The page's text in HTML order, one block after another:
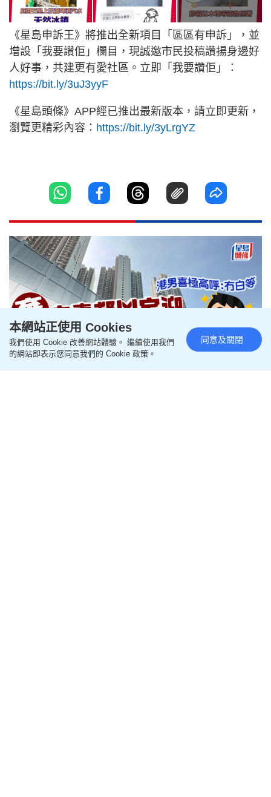
《星島申訴王》將推出全新項目「區區有申訴」，並
增設「我要讚佢」欄目，現誠邀市民投稿讚揚身邊好
人好事，共建更有愛社區。立即「我要讚佢」︰
https://bit.ly/3uJ3yyF
《星島頭條》APP經已推出最新版本，請立即更新，
瀏覽更精彩內容： https://bit.ly/3yLrgYZ
本網站正使用 Cookies
我們使用 Cookie 改善網站體驗。 繼續使用我們
的網站即表示您同意我們的 Cookie 政策。
同意及關閉